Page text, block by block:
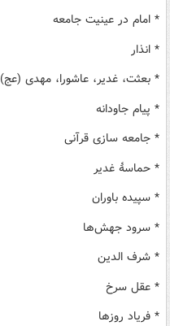
* امام در عینیت جامعه
* انذار
* بعثت، غدیر، عاشورا، مهدی (عج)
* پیام جاودانه
* جامعه سازی قرآنی
* حماسهٔ غدیر
* سپیده باوران
* سرود جهش‌ها
* شرف الدین
* عقل سرخ
* فریاد روزها